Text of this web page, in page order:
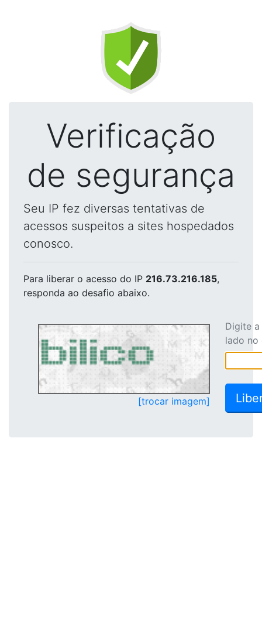
Verificação
de segurança
Seu IP fez diversas tentativas de
acessos suspeitos a sites hospedados
conosco.
Para liberar o acesso do IP 216.73.216.185,
responda ao desafio abaixo.
[trocar imagem]
Digite
lado no